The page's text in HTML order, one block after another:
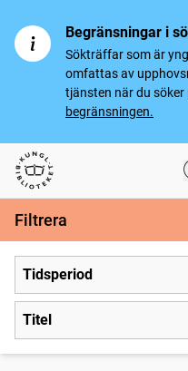
Begränsningar i
Sökträffar som är
omfattas av
tjänsten när du söker
begränsningen.
Svenska tidningar
Filtrera
Tidsperiod
Titel